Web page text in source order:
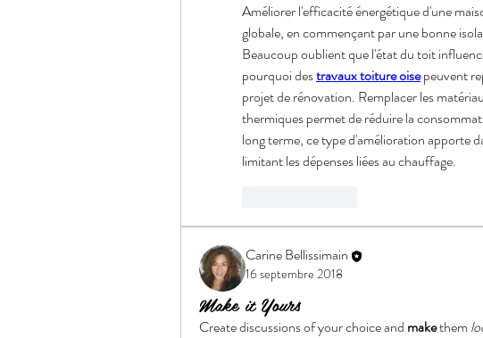
Améliorer l'efficacité énergétique d'une
globale, en commençant par une bonne
Beaucoup oublient que l'état du toit
pourquoi des travaux toiture oise peuvent
projet de rénovation. Remplacer les
thermiques permet de réduire la
long terme, ce type d'amélioration apporte
limitant les dépenses liées au chauffage.
Carine Bellissimain
16 septembre 2018
Make it Yours
Create discussions of your choice and make them